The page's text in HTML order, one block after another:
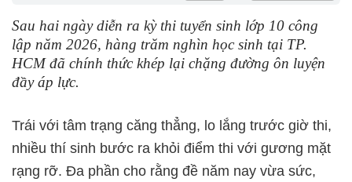
Sau hai ngày diễn ra kỳ thi tuyển sinh lớp 10 công
lập năm 2026, hàng trăm nghìn học sinh tại TP.
HCM đã chính thức khép lại chặng đường ôn luyện
đầy áp lực.
Trái với tâm trạng căng thẳng, lo lắng trước giờ thi,
nhiều thí sinh bước ra khỏi điểm thi với gương mặt
rạng rỡ. Đa phần cho rằng đề năm nay vừa sức,